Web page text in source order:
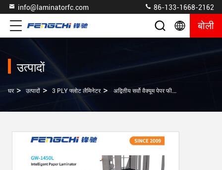
info@laminatorfc.com 86-133-1668-2162
बोली
उत्पादों
घर > उत्पादों > 3 PLY फ्लोट लैमिनेटर > अद्वितीय सर्वो वैक्यूम पेपर फीडिंग और हॉट लैमिनेटिंग तकनीक के साथ फेंगची 3 PLY फ्लूट लैमिनेटर